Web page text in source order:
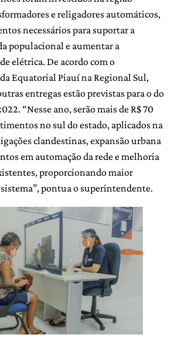
e religadores automáticos,
necessários para suportar a
populacional e aumentar a
elétrica. De acordo com o
Equatorial Piauí na Regional Sul,
entregas estão previstas para o do
“Nesse ano, serão mais de R$ 70
no sul do estado, aplicados na
clandestinas, expansão urbana
em automação da rede e melhoria
proporcionando maior
pontua o superintendente.